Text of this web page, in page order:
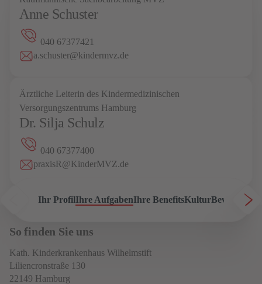
Ihr ProfilIhre AufgabenIhre BenefitsKulturBewerbung
Anne Schuster
040 67377421
a.schuster@kindermvz.de
Ärztliche Leiterin des Kindermedizinischen
Versorgungszentrums Hamburg
Dr. Silja Schulz
040 67377400
praxisR@KinderMVZ.de
So finden Sie uns
Kath. Kinderkrankenhaus Wilhelmstift
Liliencronstraße 130
22149 Hamburg